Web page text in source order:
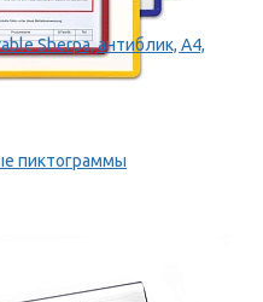
Sherpa, антиблик, А4,
пиктограммы